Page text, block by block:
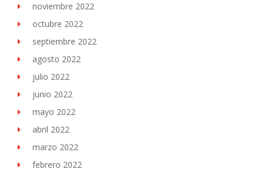
noviembre 2022
octubre 2022
septiembre 2022
agosto 2022
julio 2022
junio 2022
mayo 2022
abril 2022
marzo 2022
febrero 2022